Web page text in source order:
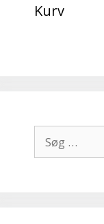
Kurv
efter: